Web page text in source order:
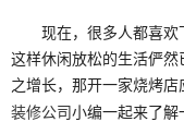
现在，很多人都喜欢
这样休闲放松的生活俨
之增长，那开一家烧烤
装修公司 小编一起来了解